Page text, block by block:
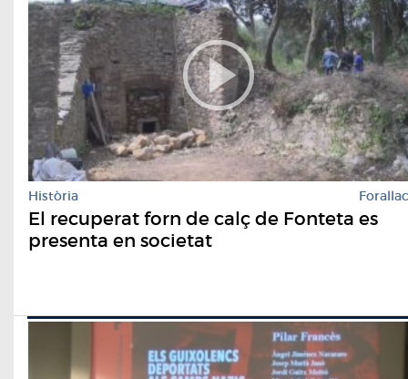
Història Forallac
El recuperat forn de calç de Fonteta es
presenta en societat